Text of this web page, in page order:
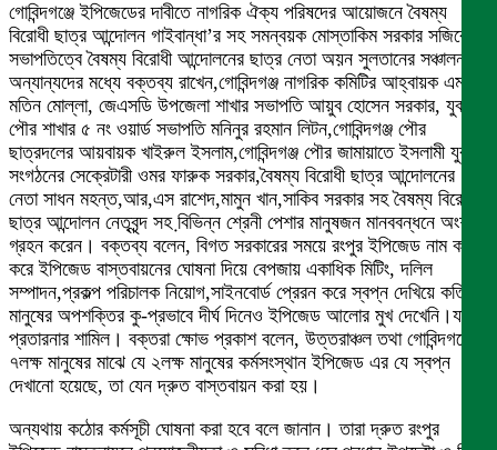
গোবিন্দগঞ্জে ইপিজেডের দাবীতে নাগরিক ঐক্য পরিষদের আয়োজনে বৈষম্য
বিরোধী ছাত্র আন্দোলন গাইবান্ধা’র সহ সমন্বয়ক মোস্তাকিম সরকার সজিবের
সভাপতিত্বে বৈষম্য বিরোধী আন্দোলনের ছাত্র নেতা অয়ন সুলতানের সঞ্চালনায়
অন্যান্যদের মধ্যে বক্তব্য রাখেন,গোবিন্দগঞ্জ নাগরিক কমিটির আহ্বায়ক এম,এ
মতিন মোল্লা, জেএসডি উপজেলা শাখার সভাপতি আয়ুব হোসেন সরকার, যুবদল
পৌর শাখার ৫ নং ওয়ার্ড সভাপতি মনিনুর রহমান লিটন,গোবিন্দগঞ্জ পৌর
ছাত্রদলের আয়বায়ক খাইরুল ইসলাম,গোবিন্দগঞ্জ পৌর জামায়াতে ইসলামী যুব
সংগঠনের সেক্রেটারী ওমর ফারুক সরকার,বৈষম্য বিরোধী ছাত্র আন্দোলনের
নেতা সাধন মহন্ত,আর,এস রাশেদ,মামুন খান,সাকিব সরকার সহ বৈষম্য বিরোধী
ছাত্র আন্দোলন নেতৃবৃন্দ সহ বি়ভিন্ন শ্রেনী পেশার মানুষজন মানববন্ধনে অংশ
গ্রহন করেন। বক্তব্য বলেন, বিগত সরকারের সময়ে রংপুর ইপিজেড নাম করন
করে ইপিজেড বাস্তবায়নের ঘোষনা দিয়ে বেপজায় একাধিক মিটিং, দলিল
সম্পাদন,প্রকল্প পরিচালক নিয়োগ,সাইনবোর্ড প্রেরন করে স্বপ্ন দেখিয়ে কতিপয়
মানুষের অপশক্তির কু-প্রভাবে দীর্ঘ দিনেও ইপিজেড আলোর মুখ দেখেনি।যা
প্রতারনার শামিল। বক্তরা ক্ষোভ প্রকাশ বলেন, উত্তরাঞ্চল তথা গোবিন্দগঞ্জের
৭লক্ষ মানুষের মাঝে যে ২লক্ষ মানুষের কর্মসংস্থান ইপিজেড এর যে স্বপ্ন
দেখানো হয়েছে, তা যেন দ্রুত বাস্তবায়ন করা হয়।
অন্যথায় কঠোর কর্মসূচী ঘোষনা করা হবে বলে জানান। তারা দ্রুত রংপুর